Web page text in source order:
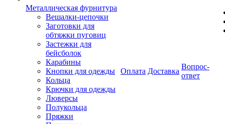
Металлическая фурнитура
Вешалки-цепочки
Заготовки для
обтяжки пуговиц
Застежки для
бейсболок
Карабины
Кнопки для одежды
Кольца
Крючки для одежды
Люверсы
Полукольца
Пряжки
Оплата Доставка
Вопрос-
ответ